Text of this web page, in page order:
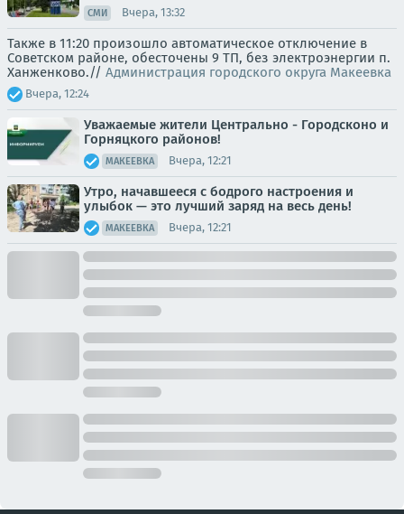
СМИ Вчера, 13:32
Также в 11:20 произошло автоматическое отключение в
Советском районе, обесточены 9 ТП, без электроэнергии п.
Ханженково.// Администрация городского округа Макеевка
Вчера, 12:24
Уважаемые жители Центрально - Городсконо и
Горняцкого районов!
МАКЕЕВКА Вчера, 12:21
Утро, начавшееся с бодрого настроения и
улыбок — это лучший заряд на весь день!
МАКЕЕВКА Вчера, 12:21